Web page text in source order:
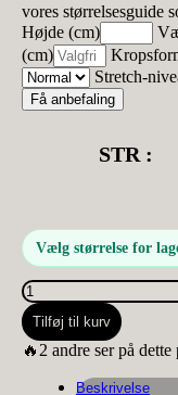
vores størrelsesguide
Højde (cm)
(cm)
Stretch-
Få anbefaling
STR :
Vælg størrelse for
Cassiopeia
Nederdel
Leah
antal
Tilføj til kurv
🔥2 andre ser på
Beskrivelse